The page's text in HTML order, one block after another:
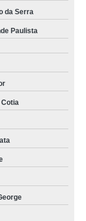
da Serra
Paulista